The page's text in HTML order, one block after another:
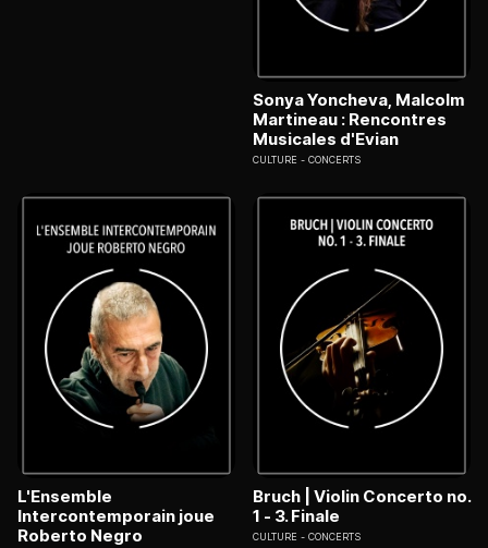
Sonya Yoncheva, Malcolm
Martineau : Rencontres
Musicales d'Evian
CULTURE CONCERTS
L'Ensemble
Intercontemporain joue
Roberto Negro
Bruch | Violin Concerto no.
1 - 3. Finale
CULTURE CONCERTS